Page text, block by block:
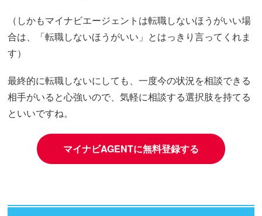
（しかもマイナビエージェントは転職しないほうがいい場
合は、「転職しないほうがいい」とはっきり言ってくれま
す）
最終的に転職しないにしても、一度今の状況を相談できる
相手がいると心強いので、気軽に相談する選択肢を持てる
といいですね。
マイナビAGENTに無料登録する